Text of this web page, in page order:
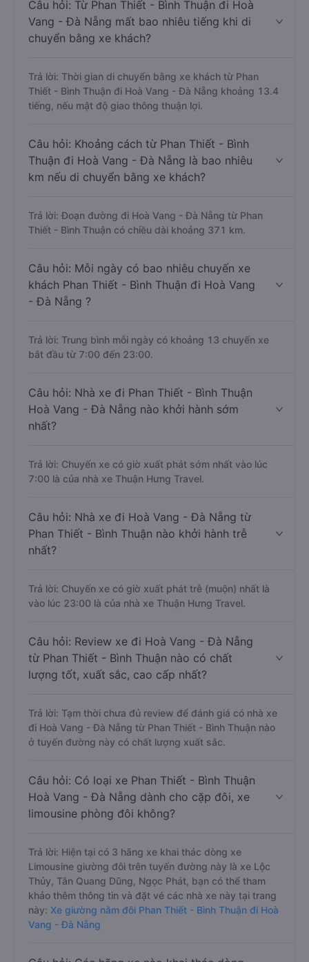
Câu hỏi: Từ Phan Thiết - Bình Thuận đi Hoà
Vang - Đà Nẵng mất bao nhiêu tiếng khi di
chuyển bằng xe khách?
Trả lời: Thời gian di chuyển bằng xe khách từ Phan
Thiết - Bình Thuận đi Hoà Vang - Đà Nẵng khoảng 13.4
tiếng, nếu mật độ giao thông thuận lợi.
Câu hỏi: Khoảng cách từ Phan Thiết - Bình
Thuận đi Hoà Vang - Đà Nẵng là bao nhiêu
km nếu di chuyển bằng xe khách?
Trả lời: Đoạn đường đi Hoà Vang - Đà Nẵng từ Phan
Thiết - Bình Thuận có chiều dài khoảng 371 km.
Câu hỏi: Mỗi ngày có bao nhiêu chuyến xe
khách Phan Thiết - Bình Thuận đi Hoà Vang
- Đà Nẵng ?
Trả lời: Trung bình mỗi ngày có khoảng 13 chuyến xe
bắt đầu từ 7:00 đến 23:00.
Câu hỏi: Nhà xe đi Phan Thiết - Bình Thuận
Hoà Vang - Đà Nẵng nào khởi hành sớm
nhất?
Trả lời: Chuyến xe có giờ xuất phát sớm nhất vào lúc
7:00 là của nhà xe Thuận Hưng Travel.
Câu hỏi: Nhà xe đi Hoà Vang - Đà Nẵng từ
Phan Thiết - Bình Thuận nào khởi hành trễ
nhất?
Trả lời: Chuyến xe có giờ xuất phát trễ (muộn) nhất là
vào lúc 23:00 là của nhà xe Thuận Hưng Travel.
Câu hỏi: Review xe đi Hoà Vang - Đà Nẵng
từ Phan Thiết - Bình Thuận nào có chất
lượng tốt, xuất sắc, cao cấp nhất?
Trả lời: Tạm thời chưa đủ review để đánh giá có nhà xe
đi Hoà Vang - Đà Nẵng từ Phan Thiết - Bình Thuận nào
ở tuyến đường này có chất lượng xuất sắc.
Câu hỏi: Có loại xe Phan Thiết - Bình Thuận
Hoà Vang - Đà Nẵng dành cho cặp đôi, xe
limousine phòng đôi không?
Trả lời: Hiện tại có 3 hãng xe khai thác dòng xe
Limousine giường đôi trên tuyến đường này là xe Lộc
Thủy, Tân Quang Dũng, Ngọc Phát, bạn có thể tham
khảo thêm thông tin và đặt vé các nhà xe này tại trang
này: Xe giường nằm đôi Phan Thiết - Bình Thuận đi Hoà
Vang - Đà Nẵng